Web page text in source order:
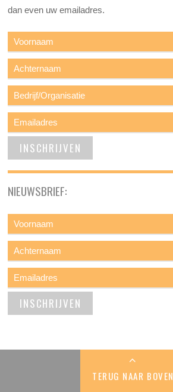
dan even uw emailadres.
NIEUWSBRIEF:
TERUG NAAR BOVEN